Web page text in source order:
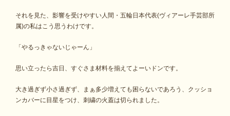
それを見た、影響を受けやすい人間・五輪日本代表(ヴィアーレ手芸部所
属)の私はこう思うわけです。
「やるっきゃないじゃーん」
思い立ったら吉日、すぐさま材料を揃えてよーいドンです。
大き過ぎず小さ過ぎず、まぁ多少増えても困らないであろう、クッショ
ンカバーに目星をつけ、刺繍の火蓋は切られました。